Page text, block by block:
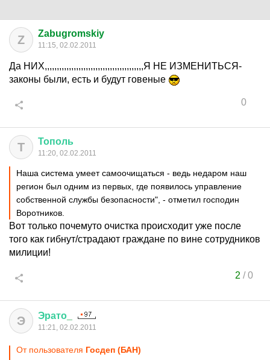
Z Zabugromskiy
11:15, 02.02.2011
Да НИХ,,,,,,,,,,,,,,,,,,,,,,,,,,,,,,,,,,,,,,,,,Я НЕ ИЗМЕНИТЬСЯ-
законы были, есть и будут говеные
0
Т Тополь
11:20, 02.02.2011
Наша система умеет самоочищаться - ведь недаром наш
регион был одним из первых, где появилось управление
собственной службы безопасности", - отметил господин
Воротников.
Вот только почемуто очистка происходит уже после
того как гибнут/страдают граждане по вине сотрудников
милиции!
2 /0
Э Эрато
11:21, 02.02.2011
От пользователя Госдеп (БАН)